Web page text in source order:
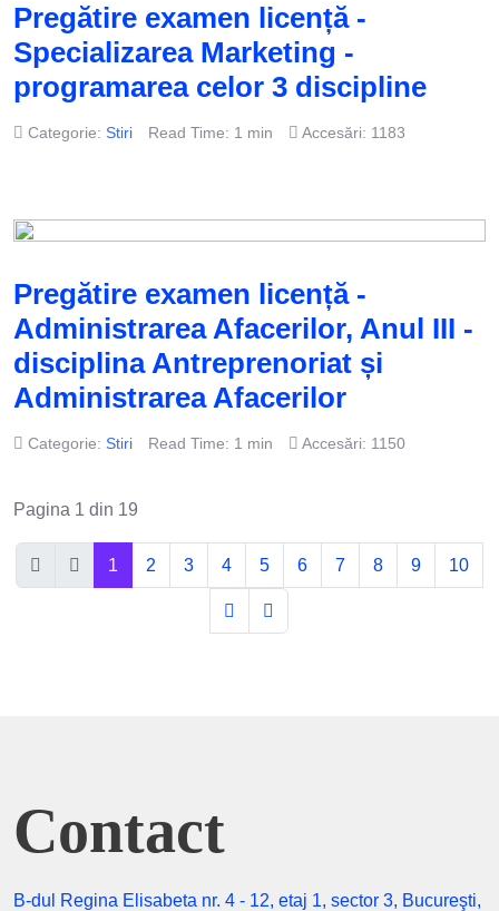
Pregătire examen licență -
Specializarea Marketing -
programarea celor 3 discipline
Categorie: Stiri Read Time: 1 min Accesări: 1183
Pregătire examen licență -
Administrarea Afacerilor, Anul III -
disciplina Antreprenoriat și
Administrarea Afacerilor
Categorie: Stiri Read Time: 1 min Accesări: 1150
Pagina 1 din 19
1 2 3 4 5 6 7 8 9 10
Contact
B-dul Regina Elisabeta nr. 4 - 12, etaj 1, sector 3, Bucureşti,